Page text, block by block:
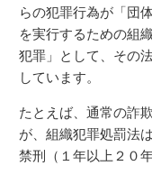
らの犯罪行為が「団
を実行するための組
犯罪」として、その
しています。
たとえば、通常の詐
が、組織犯罪処罰法
禁刑（１年以上２０